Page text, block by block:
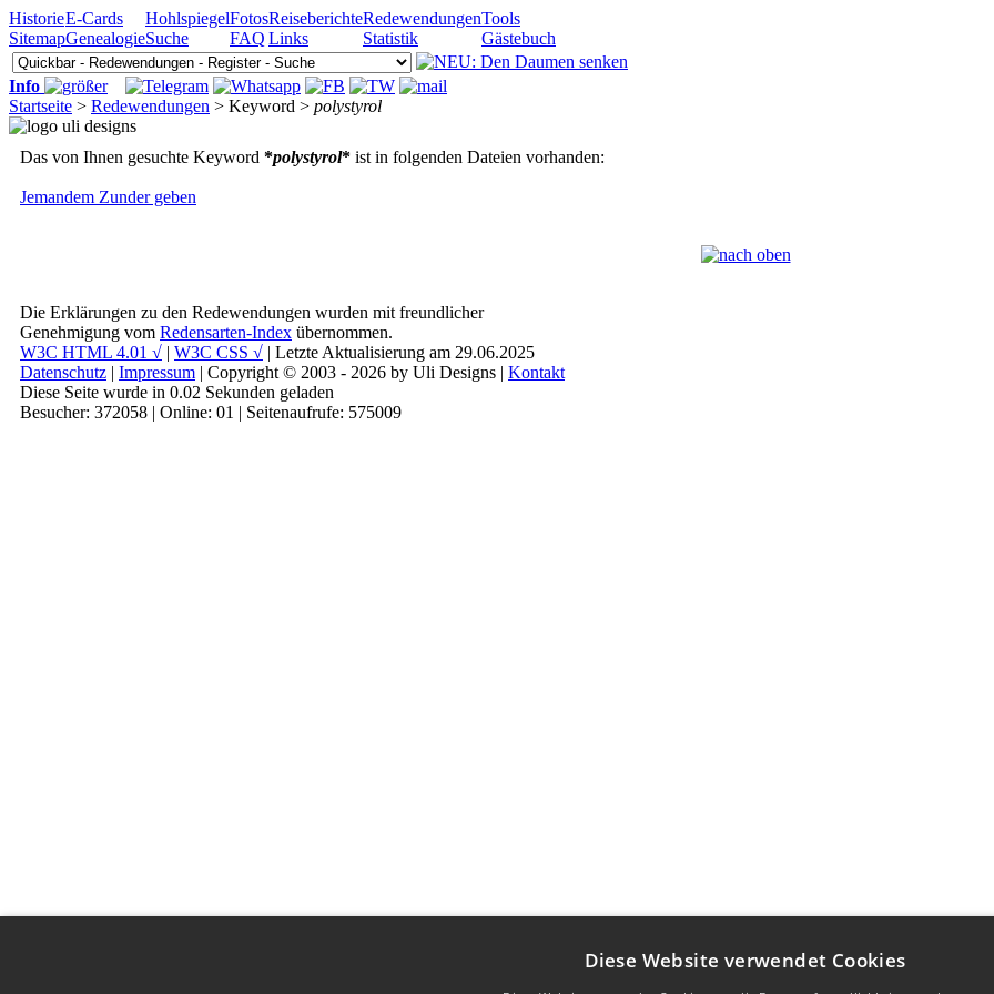
HistorieE-Cards HohlspiegelFotosReiseberichteRedewendungenTools
SitemapGenealogieSuche FAQ Links Statistik Gästebuch
Info
Startseite > Redewendungen > Keyword > polystyrol
Das von Ihnen gesuchte Keyword *polystyrol* ist in folgenden Dateien vorhanden:
Jemandem Zunder geben
Die Erklärungen zu den Redewendungen wurden mit freundlicher
Genehmigung vom Redensarten-Index übernommen.
W3C HTML 4.01 √ | W3C CSS √ | Letzte Aktualisierung am 29.06.2025
Datenschutz | Impressum | Copyright © 2003 - 2026 by Uli Designs | Kontakt
Diese Seite wurde in 0.02 Sekunden geladen
Besucher: 372058 | Online: 01 | Seitenaufrufe: 575009
Diese Website verwendet Cookies